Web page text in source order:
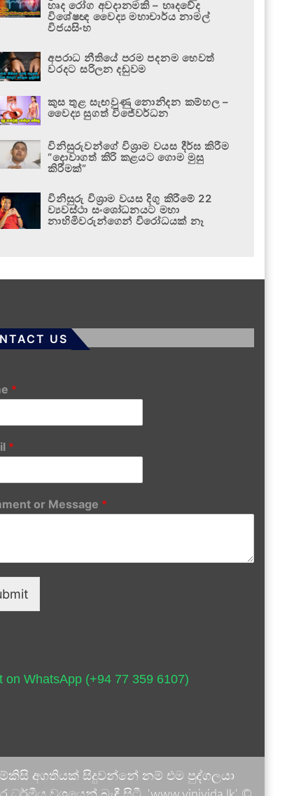
හෘද රෝග අවදානමකි – හෘදවේද
විශේෂඥ වෛද්‍ය මහාචාර්ය නාමල්
විජයසිංහ
අපරාධ නීතියේ පරම පදනම හෙවත්
වරදට සරිලන දඬුවම
කුස තුළ සැඟවුණු නොනිදන කම්හල –
වෛද්‍ය සුගත් විජේවර්ධන
විනිසුරුවන්ගේ විශ්‍රාම වයස දීර්ඝ කිරීම
“දොවාගත් කිරි කළයට ගොම මුසු
කිරීමක්”
විනිසුරු විශ්‍රාම වයස දිගු කිරීමේ 22
ව්‍යවස්ථා සංශෝධනයට මහා
නාහිමිවරුන්ගෙන් විරෝධයක් නෑ
US
*
*
or Message *
on WhatsApp (+94 77 359 6107)
අගතියක් සිදුවන්නේ නම් එම පුද්ගලයා